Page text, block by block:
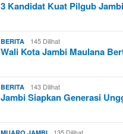
3 Kandidat Kuat Pilgub
BERITA 145 Dilihat
Wali Kota Jambi Maulana
BERITA 143 Dilihat
Jambi Siapkan Generasi